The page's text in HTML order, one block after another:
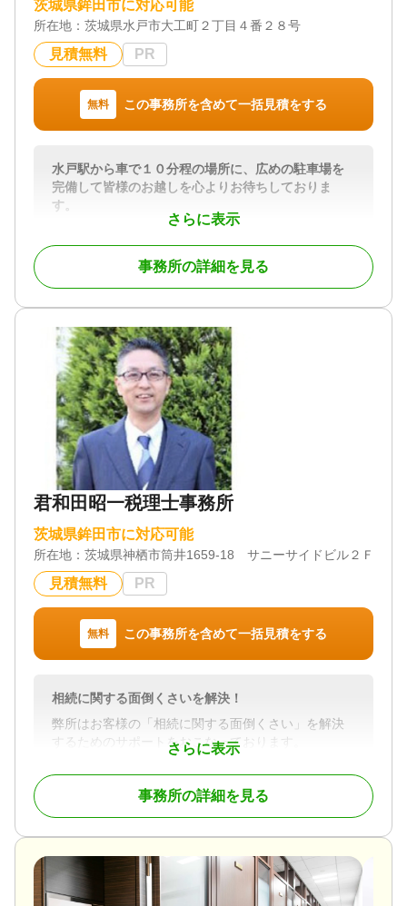
理業務を含む相続手続き全般をワンストップでサポ
ート。
相続税の申告が必要な場合は税理士と、相続人間の
話し合いが難航した場合は弁護士と連携し、お客様
が複数の専門家を探し回る手間も省きます。
相続の専門家として司法書士が案内役となり、お客
まずはお気軽にご相談ください。
対応体制
初回相談無料 / 18時以降相談可
茨城県鉾田市に対応可能
所在地： 茨城県水戸市大工町２丁目４番２８号
見積無料 PR
無料 この事務所を含めて一括見積をする
さらに表示
水戸駅から車で１０分程の場所に、広めの駐車場を
完備して皆様のお越しを心よりお待ちしておりま
す。
当事務所は、相続手続専門の行政書士事務所でござ
います。
お客様より年間５０件を超える相続手続のご依頼を
頂き、迅速な対応と、話しやすさ、日々お客様の安
最愛の人を亡くされ、お通夜、葬儀、各種法要とお
忙しいお時間を過ごされたかと思います。身近な人
が亡くなられた後の、手続きについての様々な申請
は、ご遺族様に大きな負担が生じることになりま
す。このご負担を少しでも軽減すべく、お亡くなり
になりました被相続人様の預貯金等の遺産相続につ
いて、諸手続きを一括してお引き受けしております
ので、ご活用いただきますようにご案内申し上げま
す。
水戸市・ひたちなか市はもとより、茨城県内全域に
ださい。
対応地域
茨城県全域
対応業務
遺産分割 / 相続財産調査 / 相続手続き / 銀行手続き /
戸籍収集 / 相続人調査
対応体制
電話相談可 / 訪問可 / 女性スタッフ対応可 / 土日相談
可 / 初回相談無料 / 18時以降相談可 / 事務所面談可
事務所の詳細を見る
君和田昭一税理士事務所
茨城県鉾田市に対応可能
所在地： 茨城県神栖市筒井1659‐18 サニーサイドビル２Ｆ
見積無料 PR
無料 この事務所を含めて一括見積をする
さらに表示
相続に関する面倒くさいを解決！
弊所はお客様の「相続に関する面倒くさい」を解決
するためのサポートをおこなっております。
「相続対策」というと多くは相続税対策をイメージ
する場合が多いと思いますが、我々は相続税対策だ
けでなく、相続が発生した際に争いごとなくスムー
ズに相続がおこなわれるよう事前に知恵を絞って対
書士等の各種専門家と連携して遺言作成、成年後
見、相続手続、相続税申告などを総合的に支援する
事務所の詳細を見る